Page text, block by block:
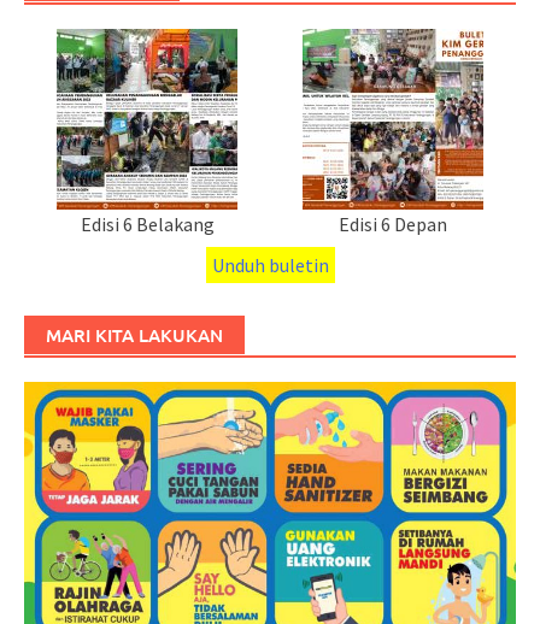
Edisi 6 Belakang
Edisi 6 Depan
Unduh buletin
MARI KITA LAKUKAN